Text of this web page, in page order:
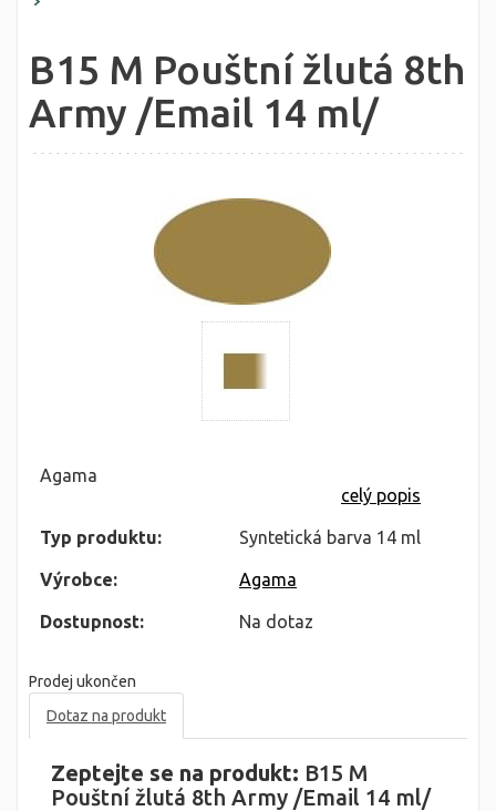
B15 M Pouštní žlutá 8th
Army /Email 14 ml/
Agama
celý popis
Typ produktu: Syntetická barva 14 ml
Výrobce: Agama
Dostupnost: Na dotaz
Prodej ukončen
Dotaz na produkt
Zeptejte se na produkt: B15 M
Pouštní žlutá 8th Army /Email 14 ml/